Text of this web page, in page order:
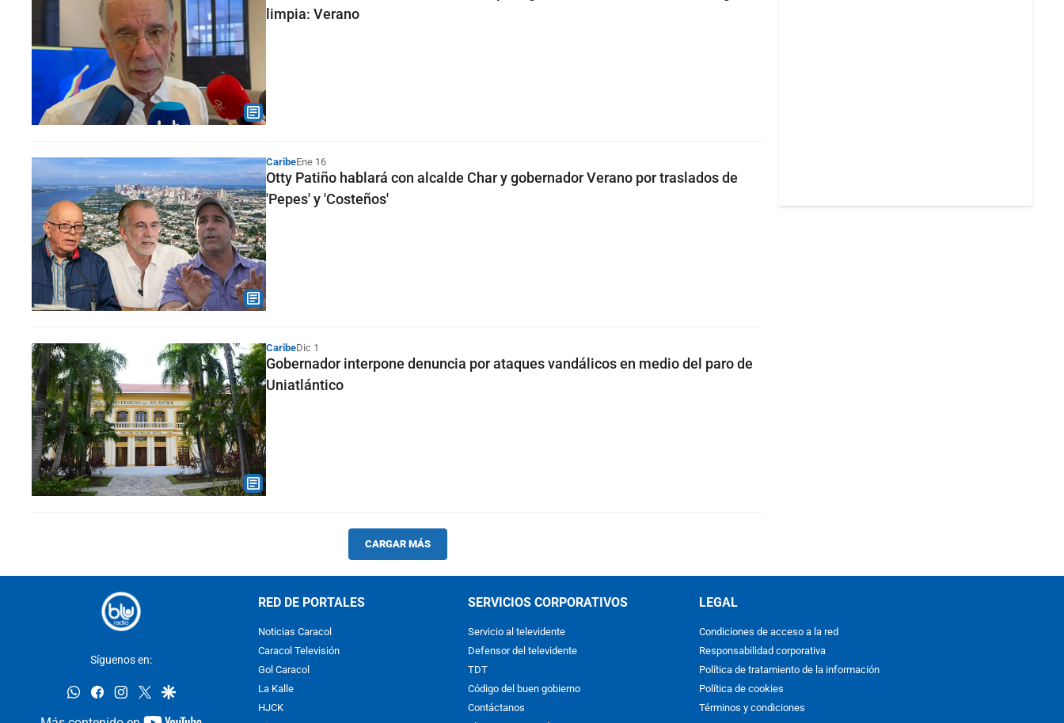
limpia: Verano
CaribeEne 16
Otty Patiño hablará con alcalde Char y gobernador Verano por traslados de
'Pepes' y 'Costeños'
CaribeDic 1
Gobernador interpone denuncia por ataques vandálicos en medio del paro de
Uniatlántico
CARGAR MÁS
Síguenos en:
whatsappfacebookinstagram
twittergoogle
RED DE PORTALES
Noticias Caracol
Caracol Televisión
Gol Caracol
La Kalle
HJCK
SERVICIOS CORPORATIVOS
Servicio al televidente
Defensor del televidente
TDT
Código del buen gobierno
Contáctanos
LEGAL
Condiciones de acceso a la red
Responsabilidad corporativa
Política de tratamiento de la información
Política de cookies
Términos y condiciones